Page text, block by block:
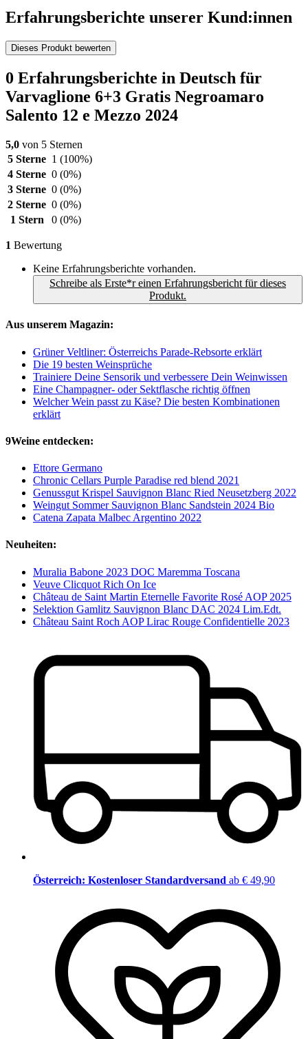
Erfahrungsberichte unserer Kund:innen
Dieses Produkt bewerten
0 Erfahrungsberichte in Deutsch für
Varvaglione 6+3 Gratis Negroamaro
Salento 12 e Mezzo 2024
5,0 von 5 Sternen
5 Sterne 1 (100%)
4 Sterne 0 (0%)
3 Sterne 0 (0%)
2 Sterne 0 (0%)
1 Stern
0 (0%)
1 Bewertung
Keine Erfahrungsberichte vorhanden.
Schreibe als Erste*r einen Erfahrungsbericht für dieses
Produkt.
Aus unserem Magazin:
Grüner Veltliner: Österreichs Parade-Rebsorte erklärt
Die 19 besten Weinsprüche
Trainiere Deine Sensorik und verbessere Dein Weinwissen
Eine Champagner- oder Sektflasche richtig öffnen
Welcher Wein passt zu Käse? Die besten Kombinationen
erklärt
9Weine entdecken:
Ettore Germano
Chronic Cellars Purple Paradise red blend 2021
Genussgut Krispel Sauvignon Blanc Ried Neusetzberg 2022
Weingut Sommer Sauvignon Blanc Sandstein 2024 Bio
Catena Zapata Malbec Argentino 2022
Neuheiten:
Muralia Babone 2023 DOC Maremma Toscana
Veuve Clicquot Rich On Ice
Château de Saint Martin Eternelle Favorite Rosé AOP 2025
Selektion Gamlitz Sauvignon Blanc DAC 2024 Lim.Edt.
Château Saint Roch AOP Lirac Rouge Confidentielle 2023
Österreich: Kostenloser Standardversand ab € 49,90